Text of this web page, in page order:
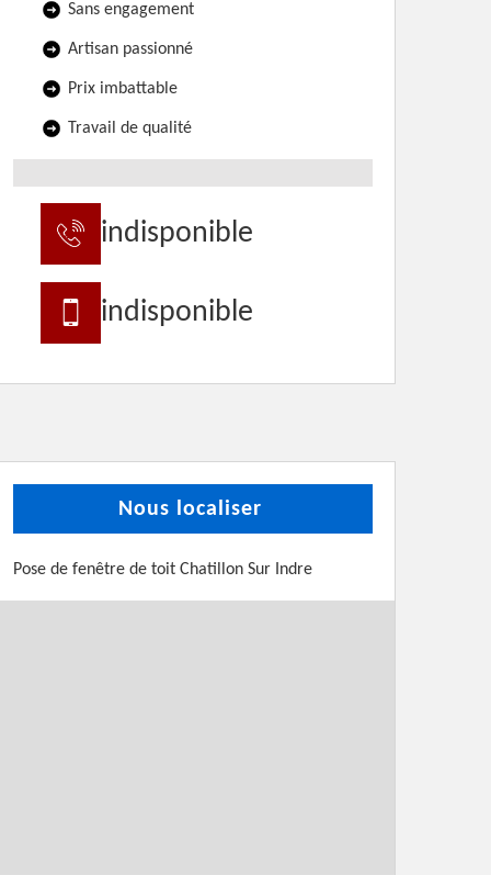
Sans engagement
Artisan passionné
Prix imbattable
Travail de qualité
indisponible
indisponible
Nous localiser
Pose de fenêtre de toit Chatillon Sur Indre